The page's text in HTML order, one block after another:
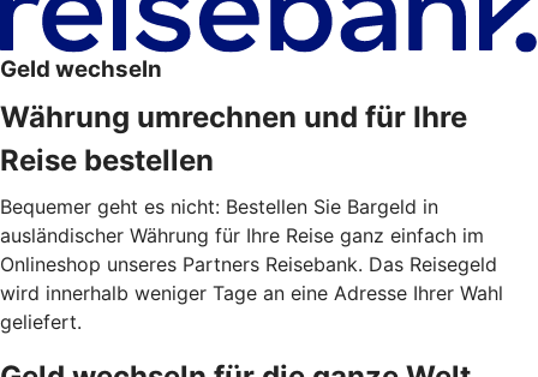
Geld wechseln
Währung umrechnen und für Ihre
Reise bestellen
Bequemer geht es nicht: Bestellen Sie Bargeld in
ausländischer Währung für Ihre Reise ganz einfach im
Onlineshop unseres Partners Reisebank. Das Reisegeld
wird innerhalb weniger Tage an eine Adresse Ihrer Wahl
geliefert.